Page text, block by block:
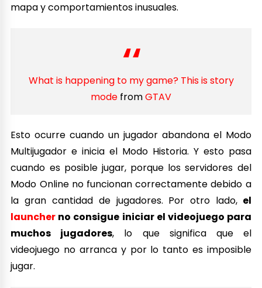
mapa y comportamientos inusuales.
What is happening to my game? This is story
mode fromGTAV
Esto ocurre cuando un jugador abandona el Modo
Multijugador e inicia el Modo Historia. Y esto pasa
cuando es posible jugar, porque los servidores del
Modo Online no funcionan correctamente debido a
la gran cantidad de jugadores. Por otro lado,el
launcher no consigue iniciar el videojuego para
muchos jugadores, lo que significa que el
videojuego no arranca y por lo tanto es imposible
jugar.